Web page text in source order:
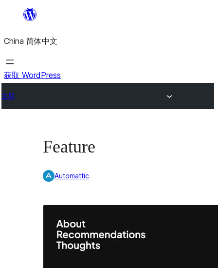
内
容
China 简体中文
获取 WordPress
主题
Feature
Automattic